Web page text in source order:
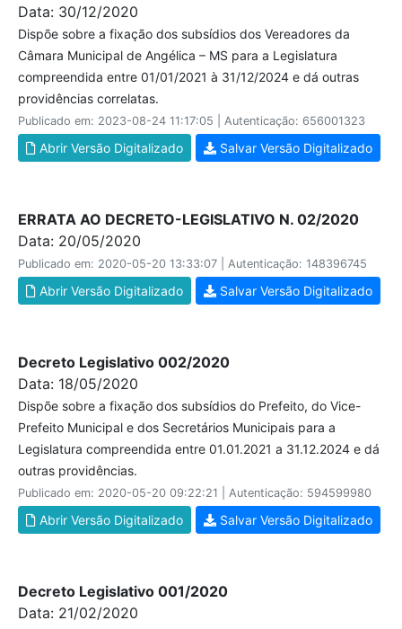
Data: 30/12/2020
Dispõe sobre a fixação dos subsídios dos Vereadores da
Câmara Municipal de Angélica – MS para a Legislatura
compreendida entre 01/01/2021 à 31/12/2024 e dá outras
providências correlatas.
Publicado em: 2023-08-24 11:17:05 | Autenticação: 656001323
Abrir Versão Digitalizado Salvar Versão Digitalizado
ERRATA AO DECRETO-LEGISLATIVO N. 02/2020
Data: 20/05/2020
Publicado em: 2020-05-20 13:33:07 | Autenticação: 148396745
Abrir Versão Digitalizado Salvar Versão Digitalizado
Decreto Legislativo 002/2020
Data: 18/05/2020
Dispõe sobre a fixação dos subsídios do Prefeito, do Vice-
Prefeito Municipal e dos Secretários Municipais para a
Legislatura compreendida entre 01.01.2021 a 31.12.2024 e dá
outras providências.
Publicado em: 2020-05-20 09:22:21 | Autenticação: 594599980
Abrir Versão Digitalizado Salvar Versão Digitalizado
Decreto Legislativo 001/2020
Data: 21/02/2020